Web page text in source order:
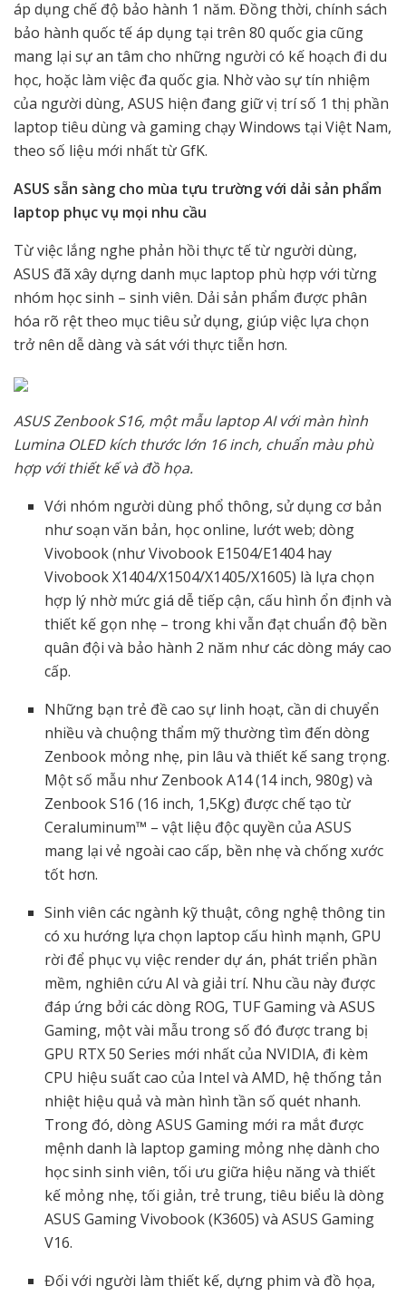
áp dụng chế độ bảo hành 1 năm. Đồng thời, chính sách
bảo hành quốc tế áp dụng tại trên 80 quốc gia cũng
mang lại sự an tâm cho những người có kế hoạch đi du
học, hoặc làm việc đa quốc gia. Nhờ vào sự tín nhiệm
của người dùng, ASUS hiện đang giữ vị trí số 1 thị phần
laptop tiêu dùng và gaming chạy Windows tại Việt Nam,
theo số liệu mới nhất từ GfK.
ASUS sẵn sàng cho mùa tựu trường với dải sản phẩm
laptop phục vụ mọi nhu cầu
Từ việc lắng nghe phản hồi thực tế từ người dùng,
ASUS đã xây dựng danh mục laptop phù hợp với từng
nhóm học sinh – sinh viên. Dải sản phẩm được phân
hóa rõ rệt theo mục tiêu sử dụng, giúp việc lựa chọn
trở nên dễ dàng và sát với thực tiễn hơn.
ASUS Zenbook S16, một mẫu laptop AI với màn hình
Lumina OLED kích thước lớn 16 inch, chuẩn màu phù
hợp với thiết kế và đồ họa.
Với nhóm người dùng phổ thông, sử dụng cơ bản
như soạn văn bản, học online, lướt web; dòng
Vivobook (như Vivobook E1504/E1404 hay
Vivobook X1404/X1504/X1405/X1605) là lựa chọn
hợp lý nhờ mức giá dễ tiếp cận, cấu hình ổn định và
thiết kế gọn nhẹ – trong khi vẫn đạt chuẩn độ bền
quân đội và bảo hành 2 năm như các dòng máy cao
cấp.
Những bạn trẻ đề cao sự linh hoạt, cần di chuyển
nhiều và chuộng thẩm mỹ thường tìm đến dòng
Zenbook mỏng nhẹ, pin lâu và thiết kế sang trọng.
Một số mẫu như Zenbook A14 (14 inch, 980g) và
Zenbook S16 (16 inch, 1,5Kg) được chế tạo từ
Ceraluminum™ – vật liệu độc quyền của ASUS
mang lại vẻ ngoài cao cấp, bền nhẹ và chống xước
tốt hơn.
Sinh viên các ngành kỹ thuật, công nghệ thông tin
có xu hướng lựa chọn laptop cấu hình mạnh, GPU
rời để phục vụ việc render dự án, phát triển phần
mềm, nghiên cứu AI và giải trí. Nhu cầu này được
đáp ứng bởi các dòng ROG, TUF Gaming và ASUS
Gaming, một vài mẫu trong số đó được trang bị
GPU RTX 50 Series mới nhất của NVIDIA, đi kèm
CPU hiệu suất cao của Intel và AMD, hệ thống tản
nhiệt hiệu quả và màn hình tần số quét nhanh.
Trong đó, dòng ASUS Gaming mới ra mắt được
mệnh danh là laptop gaming mỏng nhẹ dành cho
học sinh sinh viên, tối ưu giữa hiệu năng và thiết
kế mỏng nhẹ, tối giản, trẻ trung, tiêu biểu là dòng
ASUS Gaming Vivobook (K3605) và ASUS Gaming
V16.
Đối với người làm thiết kế, dựng phim và đồ họa,